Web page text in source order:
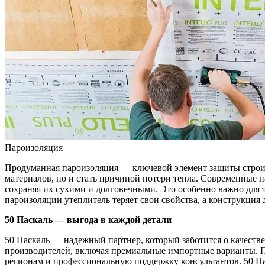
Пароизоляция
Продуманная пароизоляция — ключевой элемент защиты
материалов, но и стать причиной потери тепла.
сохраняя их сухими и долговечными. Это особенно важно для
пароизоляции утеплитель теряет свои свойства, а
50 Паскаль — выгода в каждой детали
50 Паскаль — надежный партнер, который заботится о
производителей, включая премиальные импортные
регионам и профессиональную поддержку консультантов. 50